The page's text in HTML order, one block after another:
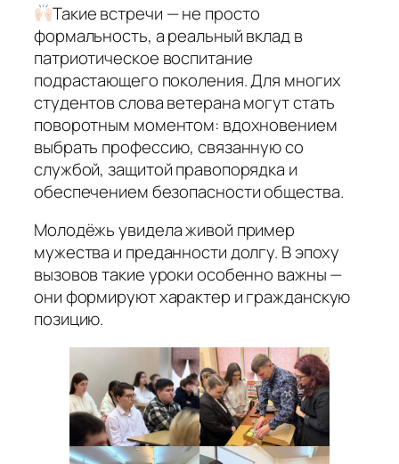
Такие встречи — не просто
формальность, а реальный вклад в
патриотическое воспитание
подрастающего поколения. Для многих
студентов слова ветерана могут стать
поворотным моментом: вдохновением
выбрать профессию, связанную со
службой, защитой правопорядка и
обеспечением безопасности общества.
Молодёжь увидела живой пример
мужества и преданности долгу. В эпоху
вызовов такие уроки особенно важны —
они формируют характер и гражданскую
позицию.